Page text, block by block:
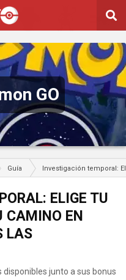
GO
Guía Investigación temporal:
ELIGE TU
CAMINO EN
LAS
junto a sus bonus